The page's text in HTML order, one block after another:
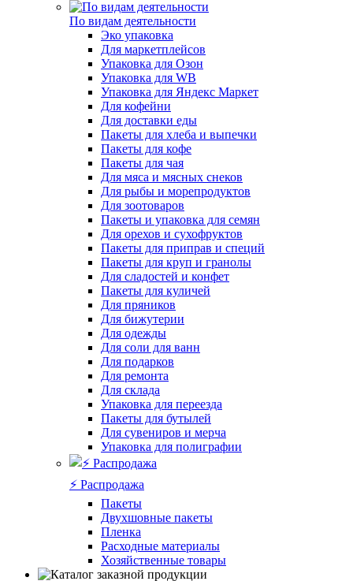
По видам деятельности
Эко упаковка
Для маркетплейсов
Упаковка для Озон
Упаковка для WB
Упаковка для Яндекс Маркет
Для кофейни
Для доставки еды
Пакеты для хлеба и выпечки
Пакеты для кофе
Пакеты для чая
Для мяса и мясных снеков
Для рыбы и морепродуктов
Для зоотоваров
Пакеты и упаковка для семян
Для орехов и сухофруктов
Пакеты для приправ и специй
Пакеты для круп и гранолы
Для сладостей и конфет
Пакеты для куличей
Для пряников
Для бижутерии
Для одежды
Для соли для ванн
Для подарков
Для ремонта
Для склада
Упаковка для переезда
Пакеты для бутылей
Для сувениров и мерча
Упаковка для полиграфии
⚡️ Распродажа
Пакеты
Двухшовные пакеты
Пленка
Расходные материалы
Хозяйственные товары